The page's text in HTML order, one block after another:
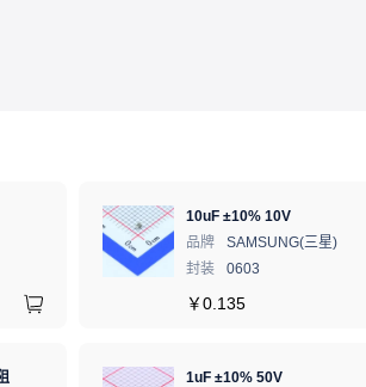
10uF ±10% 10V
品牌
SAMSUNG(三星)
封装
0603
￥0.135
1uF ±10% 50V